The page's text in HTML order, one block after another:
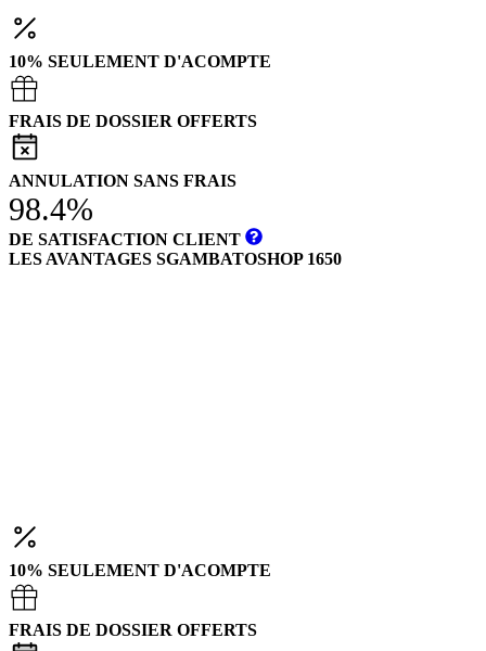
10% SEULEMENT D'ACOMPTE
FRAIS DE DOSSIER OFFERTS
ANNULATION SANS FRAIS
98.4%
DE SATISFACTION CLIENT
LES AVANTAGES SGAMBATOSHOP 1650
10% SEULEMENT D'ACOMPTE
FRAIS DE DOSSIER OFFERTS